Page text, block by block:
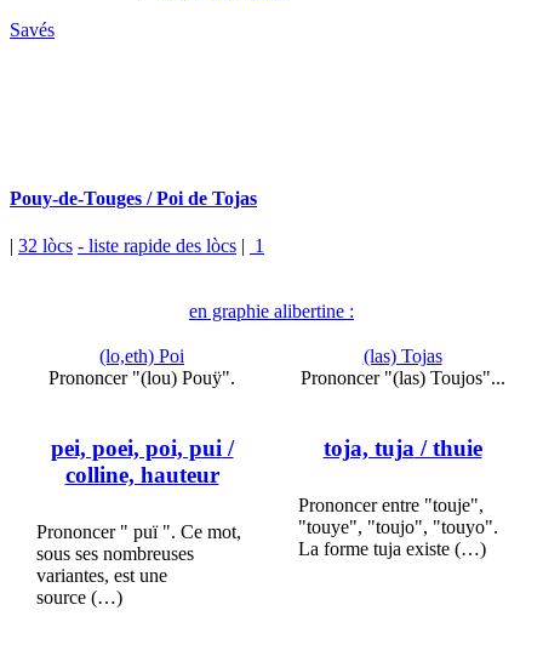
Savés
Pouy-de-Touges / Poi de Tojas
| 32 lòcs - liste rapide des lòcs | 1
en graphie alibertine :
(lo,eth) Poi
Prononcer "(lou) Pouÿ".
pei, poei, poi, pui /
colline, hauteur
Prononcer " puï ". Ce mot,
sous ses nombreuses
variantes, est une
source (…)
(las) Tojas
Prononcer "(las) Toujos"...
toja, tuja / thuie
Prononcer entre "touje",
"touye", "toujo", "touyo".
La forme tuja existe (…)